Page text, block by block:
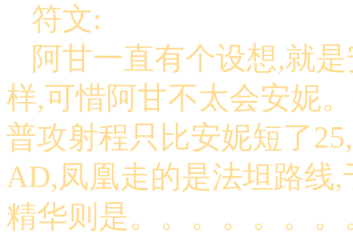
符文:
阿甘一直有个设想,就
样,可惜阿甘不太会安妮
普攻射程只比安妮短了
AD,凤凰走的是法坦路线
精华则是。。。。。。